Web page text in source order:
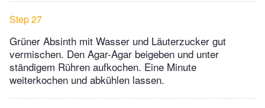
Step 27
Grüner Absinth mit Wasser und Läuterzucker gut
vermischen. Den Agar-Agar beigeben und unter
ständigem Rühren aufkochen. Eine Minute
weiterkochen und abkühlen lassen.